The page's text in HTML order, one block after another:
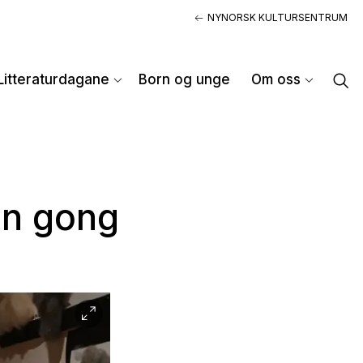
NYNORSK KULTURSENTRUM
Born og unge Om oss
gong